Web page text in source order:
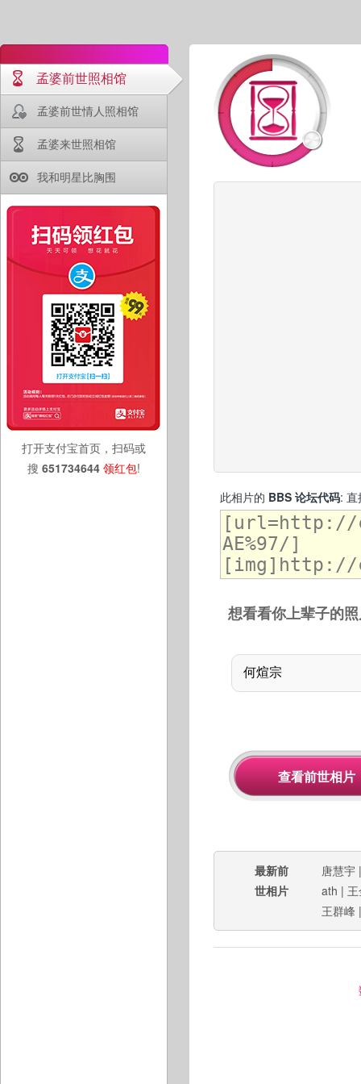
孟婆前世照相馆
孟婆前世情人照相馆
孟婆来世照相馆
我和明星比胸围
打开支付宝首页，扫码或
搜 651734644 领红包!
此相片的 BBS 论坛代码: 直
想看看你上辈子的
最新前
世相片
唐慧宇
ath |
王群峰